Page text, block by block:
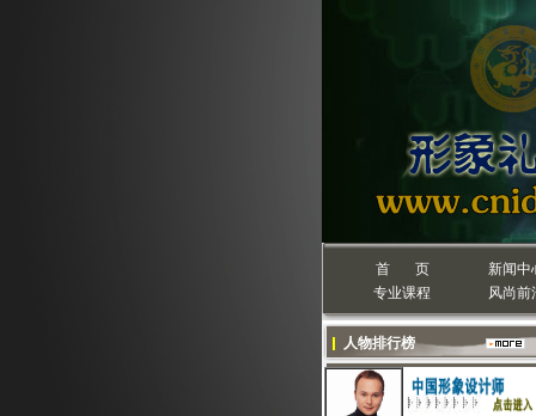
首 页
新闻中
专业课程
风尚前
人物排行榜